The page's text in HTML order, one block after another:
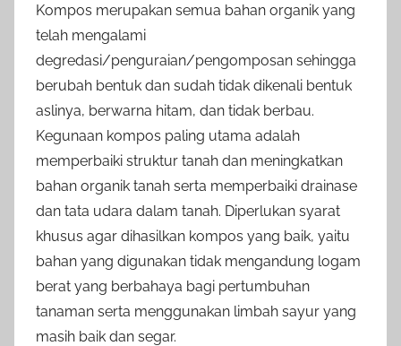
Kompos merupakan semua bahan organik yang
telah mengalami
degredasi/penguraian/pengomposan sehingga
berubah bentuk dan sudah tidak dikenali bentuk
aslinya, berwarna hitam, dan tidak berbau.
Kegunaan kompos paling utama adalah
memperbaiki struktur tanah dan meningkatkan
bahan organik tanah serta memperbaiki drainase
dan tata udara dalam tanah. Diperlukan syarat
khusus agar dihasilkan kompos yang baik, yaitu
bahan yang digunakan tidak mengandung logam
berat yang berbahaya bagi pertumbuhan
tanaman serta menggunakan limbah sayur yang
masih baik dan segar.